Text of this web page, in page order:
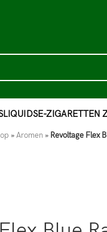
LIQUIDSE-ZIGARETTEN
»Aromen » Revoltage Flex